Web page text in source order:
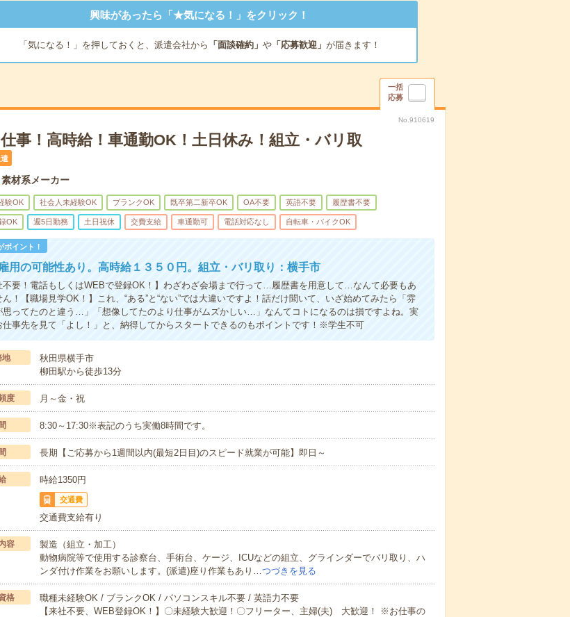
興味があったら「★気になる！」をクリック！
「気になる！」を押しておくと、派遣会社から 「面談確約」 や「応募歓迎」 が届きます！
一括
応募
No.910619
事！高時給！車通勤OK！土日休み！組立・バリ取
素材系メーカー
験OK 社会人未経験OK ブランクOK 既卒第二新卒OK OA不要 英語不要 履歴書不要
OK 週5日勤務 土日祝休 交費支給 車通勤可 電話対応なし 自転車・バイクOK
ポイント！
用の可能性あり。高時給１３５０円。組立・バリ取り：横手市
不要！電話もしくはWEBで登録OK！】わざわざ会場まで行って…履歴書を用意して…なんて必要もあ
ん！【職場見学OK！】これ、“ある”と“ない”では大違いですよ！話だけ聞いて、いざ始めてみたら「雰
思ってたのと違う…」「想像してたのより仕事がムズかしい…」なんてコトになるのは損ですよね。実
仕事先を見て「よし！」と、納得してからスタートできるのもポイントです！※学生不可
地
秋田県横手市
柳田駅から徒歩13分
度 月～金・祝
8:30～17:30※表記のうち実働8時間です。
長期【ご応募から1週間以内(最短2日目)のスピード就業が可能】即日～
時給1350円
交通費
交通費支給有り
容
製造（組立・加工）
動物病院等で使用する診察台、手術台、ケージ、ICUなどの組立、グラインダーでバリ取り、ハ
ンダ付け作業をお願いします。(派遣)座り作業もあり… つづきを見る
格
職種未経験OK / ブランクOK / パソコンスキル不要 / 英語力不要
【来社不要、WEB登録OK！】〇未経験大歓迎！〇フリーター、主婦(夫) 大歓迎！ ※お仕事の